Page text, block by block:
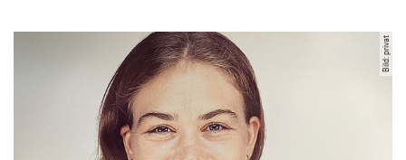
Professor:innen
Wissenschaftliche und Pädagogische Mitarbeiter:innen
Künstlerisch und wissenschaftlich Lehrende
Bild: privat